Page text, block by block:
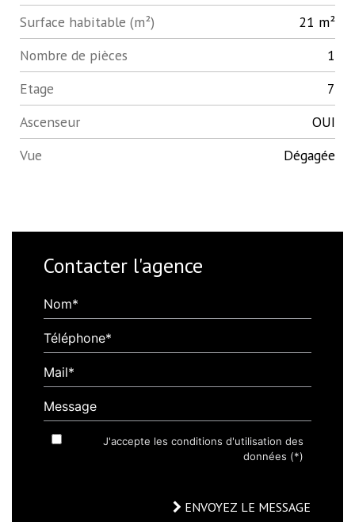
Surface habitable (m²)
21 m²
Nombre de pièces
1
Etage
7
Ascenseur
OUI
Vue
Dégagée
Contacter l'agence
Nom*
Téléphone*
Mail*
Message
J'accepte les conditions d'utilisation des
données (*)
ENVOYEZ LE MESSAGE